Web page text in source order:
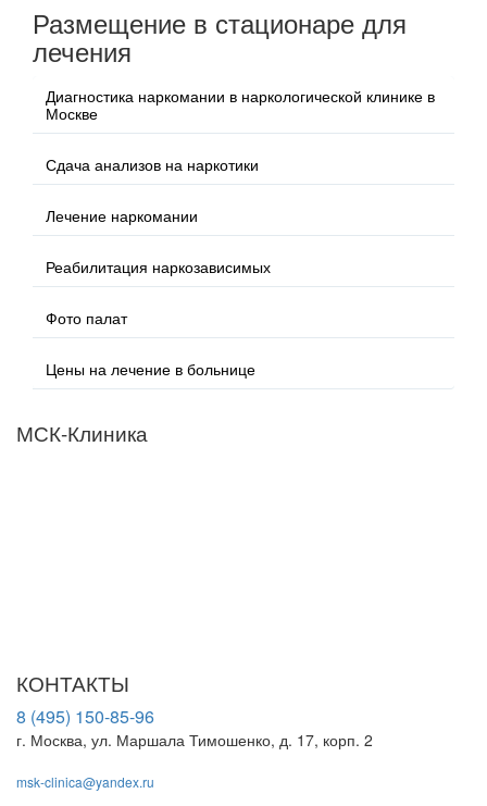
Размещение в стационаре для
лечения
Диагностика наркомании в наркологической клинике в
Москве
Сдача анализов на наркотики
Лечение наркомании
Реабилитация наркозависимых
Фото палат
Цены на лечение в больнице
МСК-Клиника
КОНТАКТЫ
8 (495) 150-85-96
г. Москва, ул. Маршала Тимошенко, д. 17, корп. 2
msk-clinica@yandex.ru